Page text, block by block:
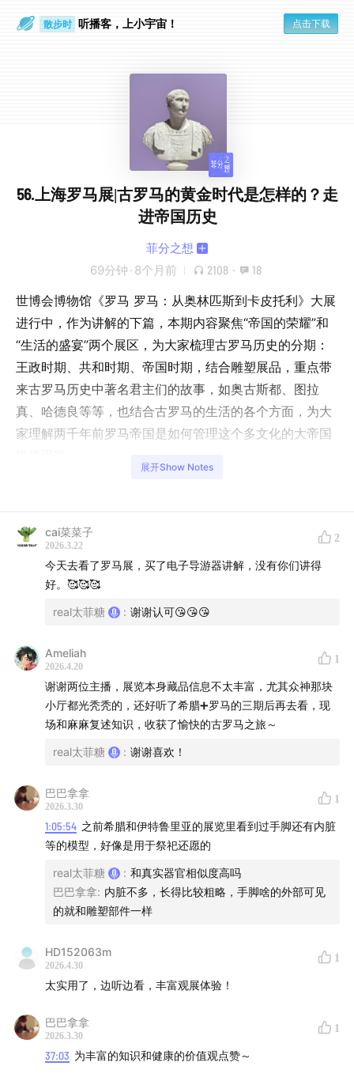
散步时 听播客，上小宇宙！ 点击下载
56.上海罗马展|古罗马的黄金时代是怎样的？走
进帝国历史
菲分之想
69分钟 · 8个月前 2108 · 18
世博会博物馆《罗马 罗马：从奥林匹斯到卡皮托利》大展
进行中，作为讲解的下篇，本期内容聚焦“帝国的荣耀”和
“生活的盛宴”两个展区，为大家梳理古罗马历史的分期：
王政时期、共和时期、帝国时期，结合雕塑展品，重点带
来古罗马历史中著名君主们的故事，如奥古斯都、图拉
真、哈德良等等，也结合古罗马的生活的各个方面，为大
家理解两千年前罗马帝国是如何管理这个多文化的大帝国
关键词：
罗慕路斯、雷穆斯、帕拉蒂诺山、七丘之城、克拉苏、凯
撒、庞培、屋大维、奥古斯都、安东尼、罗马斗兽场、五
令、拜占庭、盛辉与尘光
时间线：
古罗马历史范围和分期简介
2:44 罗马城的建立：母狼养大的双胞胎
——共和时期——
罗马共和国的政治和法律制度
（屋大维、安东尼、雷必达）
——帝国时期——
1. 克劳狄王朝
屋大维：开启 “罗马和平” 时代
展开Show Notes
cai菜菜子
2026.3.22
2
今天去看了罗马展，买了电子导游器讲解，没有你们讲得
好。🥰🥰🥰
real太菲糖 : 谢谢认可😘😘😘
Ameliah
2026.4.20
1
谢谢两位主播，展览本身藏品信息不太丰富，尤其众神那块
小厅都光秃秃的，还好听了希腊➕罗马的三期后再去看，现
场和麻麻复述知识，收获了愉快的古罗马之旅～
real太菲糖 : 谢谢喜欢！
巴巴拿拿
2026.3.30
1
1:05:54 之前希腊和伊特鲁里亚的展览里看到过手脚还有内脏
等的模型，好像是用于祭祀还愿的
real太菲糖 : 和真实器官相似度高吗
巴巴拿拿: 内脏不多，长得比较粗略，手脚啥的外部可见
的就和雕塑部件一样
HD152063m
2026.4.30
1
太实用了，边听边看，丰富观展体验！
巴巴拿拿
2026.3.30
1
37:03 为丰富的知识和健康的价值观点赞～